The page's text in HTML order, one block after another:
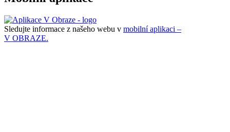
Sledujte informace z našeho webu v mobilní aplikaci –
V OBRAZE.